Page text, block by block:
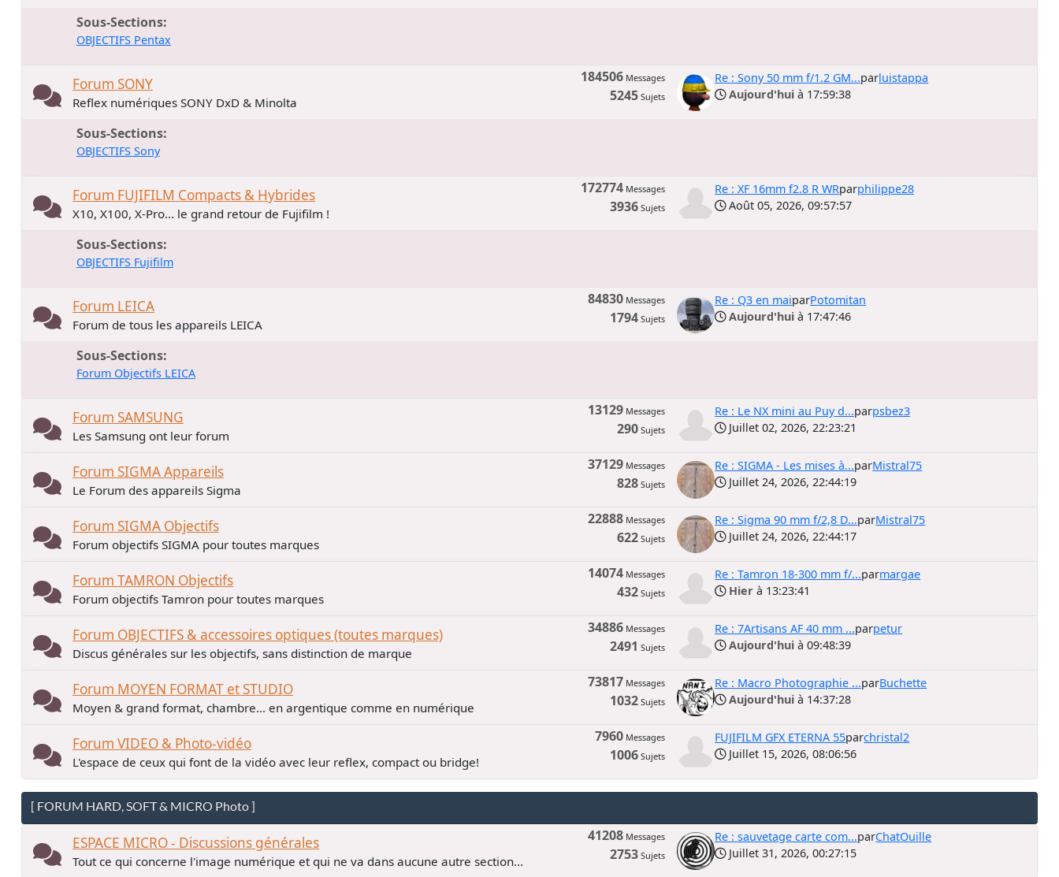
Sous-Sections
OBJECTIFS Pentax
Forum SONY
Reflex numériques SONY DxD & Minolta
184506 Messages
5245 Sujets
Re : Sony 50 mm f/1.2 GM...parluistappa
Aujourd'hui à 17:59:38
Sous-Sections
OBJECTIFS Sony
Forum FUJIFILM Compacts & Hybrides
X10, X100, X-Pro... le grand retour de Fujifilm !
172774 Messages
3936 Sujets
Re : XF 16mm f2.8 R WRparphilippe28
Août 05, 2026, 09:57:57
Sous-Sections
OBJECTIFS Fujifilm
Forum LEICA
Forum de tous les appareils LEICA
84830 Messages
1794 Sujets
Re : Q3 en maiparPotomitan
Aujourd'hui à 17:47:46
Sous-Sections
Forum Objectifs LEICA
Forum SAMSUNG
Les Samsung ont leur forum
13129 Messages
290 Sujets
Re : Le NX mini au Puy d...parpsbez3
Juillet 02, 2026, 22:23:21
Forum SIGMA Appareils
Le Forum des appareils Sigma
37129 Messages
828 Sujets
Re : SIGMA - Les mises à...parMistral75
Juillet 24, 2026, 22:44:19
Forum SIGMA Objectifs
Forum objectifs SIGMA pour toutes marques
22888 Messages
622 Sujets
Re : Sigma 90 mm f/2,8 D...parMistral75
Juillet 24, 2026, 22:44:17
Forum TAMRON Objectifs
Forum objectifs Tamron pour toutes marques
14074 Messages
432 Sujets
Re : Tamron 18-300 mm f/...parmargae
Hier à 13:23:41
Forum OBJECTIFS & accessoires optiques (toutes marques)
Discus générales sur les objectifs, sans distinction de marque
34886 Messages
2491 Sujets
Re : 7Artisans AF 40 mm ...parpetur
Aujourd'hui à 09:48:39
Forum MOYEN FORMAT et STUDIO
Moyen & grand format, chambre... en argentique comme en numérique
73817 Messages
1032 Sujets
Re : Macro Photographie ...parBuchette
Aujourd'hui à 14:37:28
Forum VIDEO & Photo-vidéo
L'espace de ceux qui font de la vidéo avec leur reflex, compact ou bridge!
7960 Messages
1006 Sujets
FUJIFILM GFX ETERNA 55parchristal2
Juillet 15, 2026, 08:06:56
[ FORUM HARD, SOFT & MICRO Photo ]
ESPACE MICRO - Discussions générales
Tout ce qui concerne l'image numérique et qui ne va dans aucune autre section...
41208 Messages
2753 Sujets
Re : sauvetage carte com...parChatOuille
Juillet 31, 2026, 00:27:15